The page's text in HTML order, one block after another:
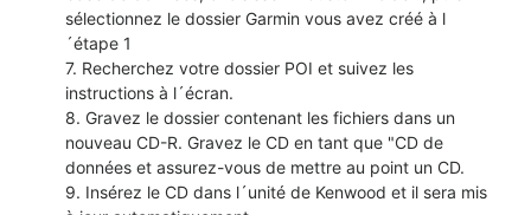
sélectionnez le dossier Garmin vous avez créé à l
´étape 1
7. Recherchez votre dossier POI et suivez les
instructions à l´écran.
8. Gravez le dossier contenant les fichiers dans un
nouveau CD-R. Gravez le CD en tant que "CD de
données et assurez-vous de mettre au point un CD.
9. Insérez le CD dans l´unité de Kenwood et il sera mis